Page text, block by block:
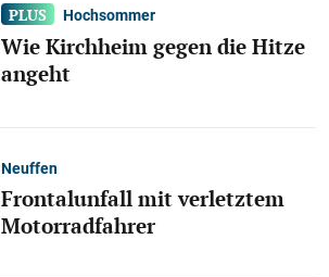
Hochsommer
Wie Kirchheim gegen die Hitze
angeht
Neuffen
Frontalunfall mit verletztem
Motorradfahrer